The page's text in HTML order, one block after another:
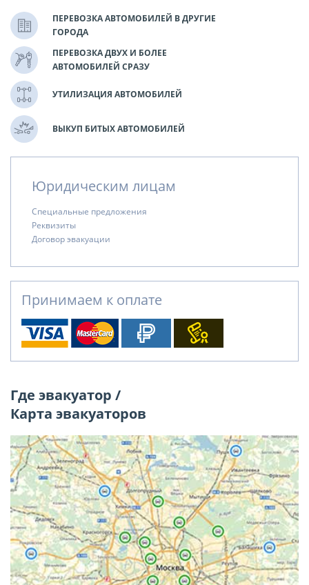
ПЕРЕВОЗКА АВТОМОБИЛЕЙ В ДРУГИЕ
ГОРОДА
ПЕРЕВОЗКА ДВУХ И БОЛЕЕ
АВТОМОБИЛЕЙ СРАЗУ
УТИЛИЗАЦИЯ АВТОМОБИЛЕЙ
ВЫКУП БИТЫХ АВТОМОБИЛЕЙ
Юридическим лицам
Специальные предложения
Реквизиты
Договор эвакуации
Принимаем к оплате
Где эвакуатор /
Карта эвакуаторов